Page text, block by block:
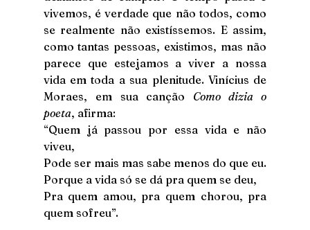
vivemos, é verdade que não todos, como
se realmente não existíssemos. E assim,
como tantas pessoas, existimos, mas não
parece que estejamos a viver a nossa
vida em toda a sua plenitude. Vinícius de
Moraes, em sua canção Como dizia o
poeta, afirma:
“Quem já passou por essa vida e não
viveu,
Pode ser mais mas sabe menos do que eu.
Porque a vida só se dá pra quem se deu,
Pra quem amou, pra quem chorou, pra
quem sofreu”.